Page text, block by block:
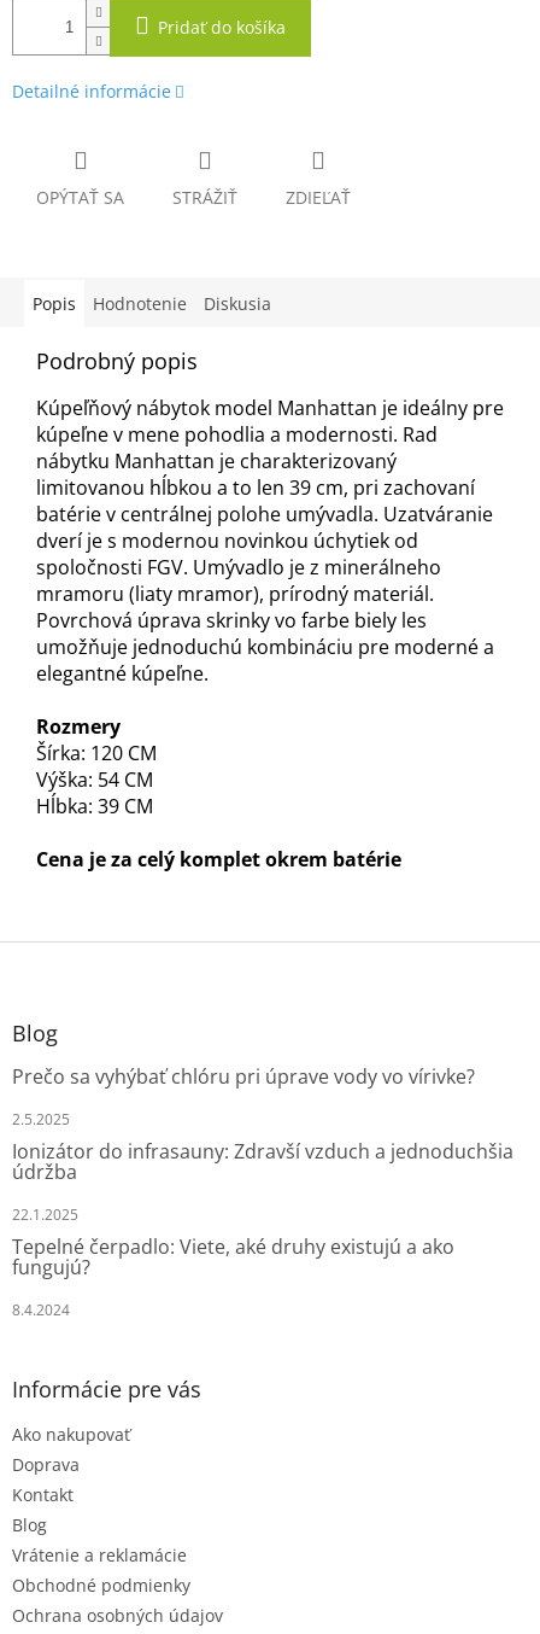
Pridať do košíka
Detailné informácie
OPÝTAŤ SA STRÁŽIŤ ZDIEĽAŤ
Popis Hodnotenie Diskusia
Podrobný popis
Kúpeľňový nábytok model Manhattan je ideálny pre
kúpeľne v mene pohodlia a modernosti. Rad
nábytku Manhattan je charakterizovaný
limitovanou hĺbkou a to len 39 cm, pri zachovaní
batérie v centrálnej polohe umývadla. Uzatváranie
dverí je s modernou novinkou úchytiek od
spoločnosti FGV. Umývadlo je z minerálneho
mramoru (liaty mramor), prírodný materiál.
Povrchová úprava skrinky vo farbe biely les
umožňuje jednoduchú kombináciu pre moderné a
elegantné kúpeľne.
Rozmery
Šírka: 120 CM
Výška: 54 CM
Hĺbka: 39 CM
Cena je za celý komplet okrem batérie
Z
Blog
Prečo sa vyhýbať chlóru pri úprave vody vo vírivke?
2.5.2025
Ionizátor do infrasauny: Zdravší vzduch a jednoduchšia
údržba
22.1.2025
Tepelné čerpadlo: Viete, aké druhy existujú a ako
fungujú?
8.4.2024
Informácie pre vás
Ako nakupovať
Doprava
Kontakt
Blog
Vrátenie a reklamácie
Obchodné podmienky
Ochrana osobných údajov